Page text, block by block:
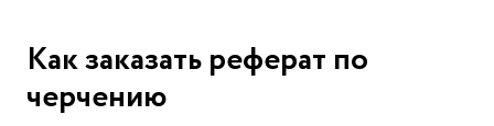
Как заказать реферат по
черчению